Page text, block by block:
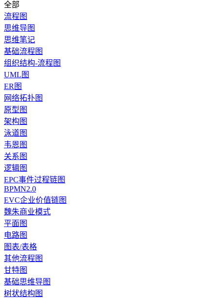
全部
流程图
思维导图
思维笔记
基础流程图
组织结构-流程图
UML图
ER图
网络拓扑图
原型图
架构图
泳道图
韦恩图
关系图
逻辑图
EPC事件过程链图
BPMN2.0
EVC企业价值链图
魏朱商业模式
平面图
电路图
图表/表格
其他流程图
甘特图
基础思维导图
树状结构图